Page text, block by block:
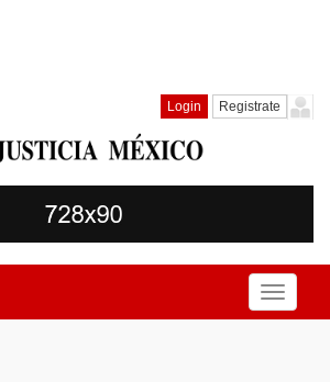
Login Registrate
Toggle